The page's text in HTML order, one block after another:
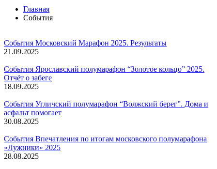
Главная
События
События Московский Марафон 2025. Результаты
21.09.2025
События Ярославский полумарафон “Золотое кольцо” 2025.
Отчёт о забеге
18.09.2025
События Угличский полумарафон “Волжский берег”. Дома и
асфальт помогает
30.08.2025
События Впечатления по итогам московского полумарафона
«Лужники» 2025
28.08.2025